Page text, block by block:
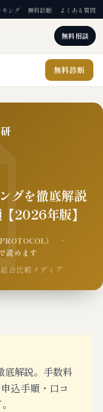
キング 無料診断 よくある質問
無料相談
無料診断
グを徹底解説
2026年版】
PROTOCOL） ·
読めます
合比較メディア
解説。手数料
込手順・口コ